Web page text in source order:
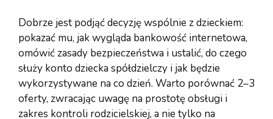
Dobrze jest podjąć decyzję wspólnie z dzieckiem:
pokazać mu, jak wygląda bankowość internetowa,
omówić zasady bezpieczeństwa i ustalić, do czego
służy konto dziecka spółdzielczy i jak będzie
wykorzystywane na co dzień. Warto porównać 2–3
oferty, zwracając uwagę na prostotę obsługi i
zakres kontroli rodzicielskiej, a nie tylko na